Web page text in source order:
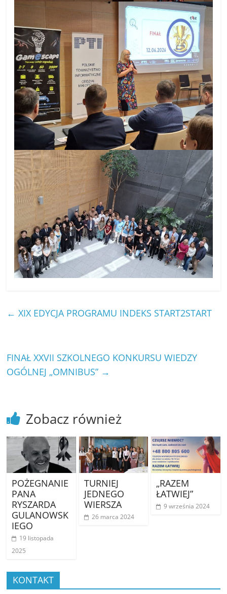
← XIX EDYCJA PROGRAMU INDEKS START2START
FINAŁ XXVII SZKOLNEGO KONKURSU WIEDZY
OGÓLNEJ „OMNIBUS” →
Zobacz również
POŻEGNANIE
PANA
RYSZARDA
GULANOWSK
IEGO
19 listopada
2025
TURNIEJ
JEDNEGO
WIERSZA
26 marca 2024
„RAZEM
ŁATWIEJ”
9 września 2024
KONTAKT